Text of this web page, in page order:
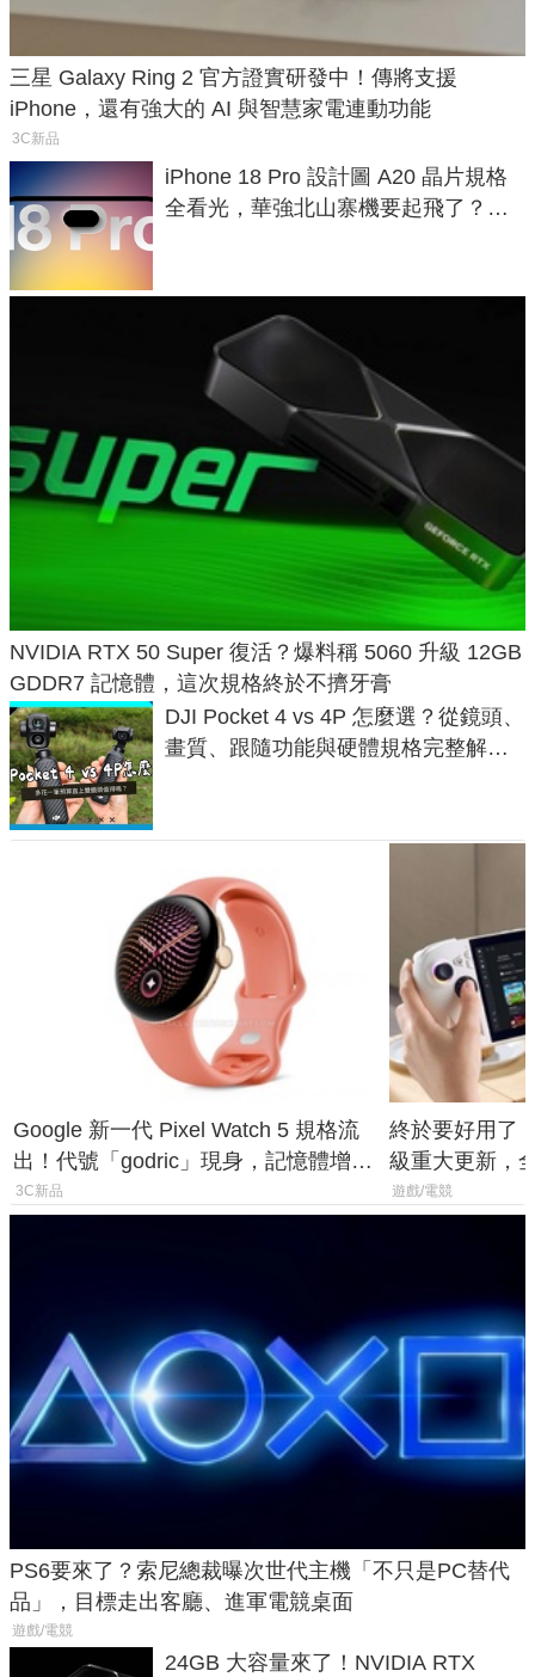
三星 Galaxy Ring 2 官方證實研發中！傳將支援
iPhone，還有強大的 AI 與智慧家電連動功能
3C新品
iPhone 18 Pro 設計圖 A20 晶片規格
全看光，華強北山寨機要起飛了？專
NVIDIA RTX 50 Super 復活？爆料稱 5060 升級 12GB
GDDR7 記憶體，這次規格終於不擠牙膏
DJI Pocket 4 vs 4P 怎麼選？從鏡頭、
畫質、跟隨功能與硬體規格完整解
Google 新一代 Pixel Watch 5 規格流
出！代號「godric」現身，記憶體增強
鎖定 AI 應用
3C新品
終於要好用了
級重大更新，
式讓操作就像
遊戲/電競
PS6要來了？索尼總裁曝次世代主機「不只是PC替代
品」，目標走出客廳、進軍電競桌面
遊戲/電競
24GB 大容量來了！NVIDIA RTX